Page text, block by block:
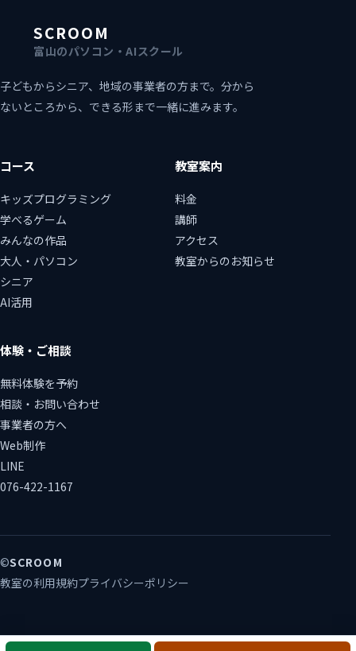
SCROOM
富山のパソコン・AIスクール
子どもからシニア、地域の事業者の方まで。分から
ないところから、できる形まで一緒に進みます。
コース
キッズプログラミング
学べるゲーム
みんなの作品
大人・パソコン
シニア
AI活用
教室案内
料金
講師
アクセス
教室からのお知らせ
体験・ご相談
無料体験を予約
相談・お問い合わせ
事業者の方へ
Web制作
LINE
076-422-1167
©SCROOM
教室の利用規約プライバシーポリシー